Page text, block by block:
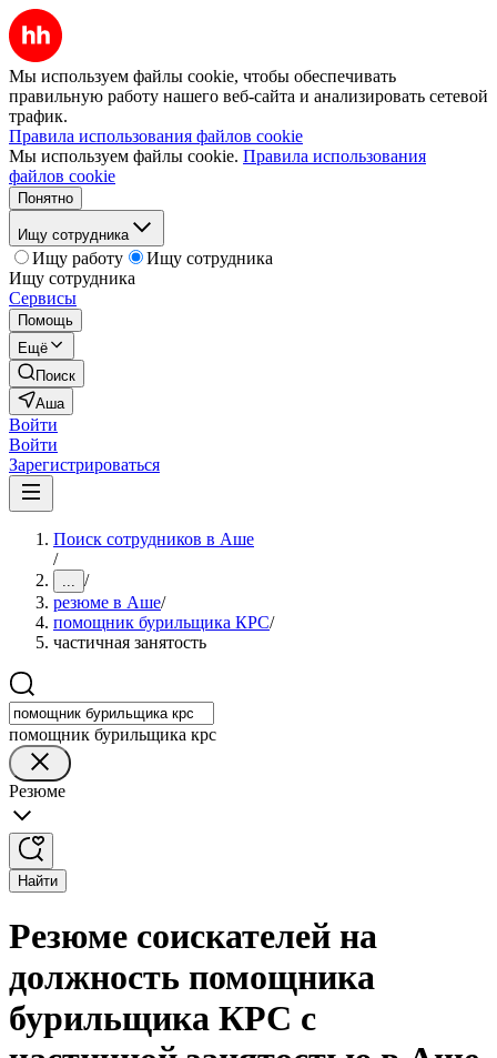
Мы используем файлы cookie, чтобы обеспечивать
правильную работу нашего веб-сайта и анализировать сетевой
трафик.
Правила использования файлов cookie
Мы используем файлы cookie. Правила использования
файлов cookie
Понятно
Ищу сотрудника
Ищу работу
Ищу сотрудника
Ищу сотрудника
Сервисы
Помощь
Ещё
Поиск
Аша
Войти
Войти
Зарегистрироваться
Поиск сотрудников в Аше
/
... /
резюме в Аше/
помощник бурильщика КРС/
частичная занятость
помощник бурильщика крс
Резюме
Найти
Резюме соискателей на
должность помощника
бурильщика КРС с